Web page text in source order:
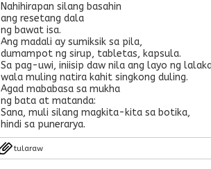
Nahihirapan silang basahin
ang resetang dala
ng bawat isa.
Ang madali ay sumiksik sa pila,
dumampot ng sirup, tabletas, kapsula.
Sa pag-uwi, iniisip daw nila ang layo ng
wala muling natira kahit singkong duling.
Agad mababasa sa mukha
ng bata at matanda:
Sana, muli silang magkita-kita sa botika,
hindi sa punerarya.
tularaw